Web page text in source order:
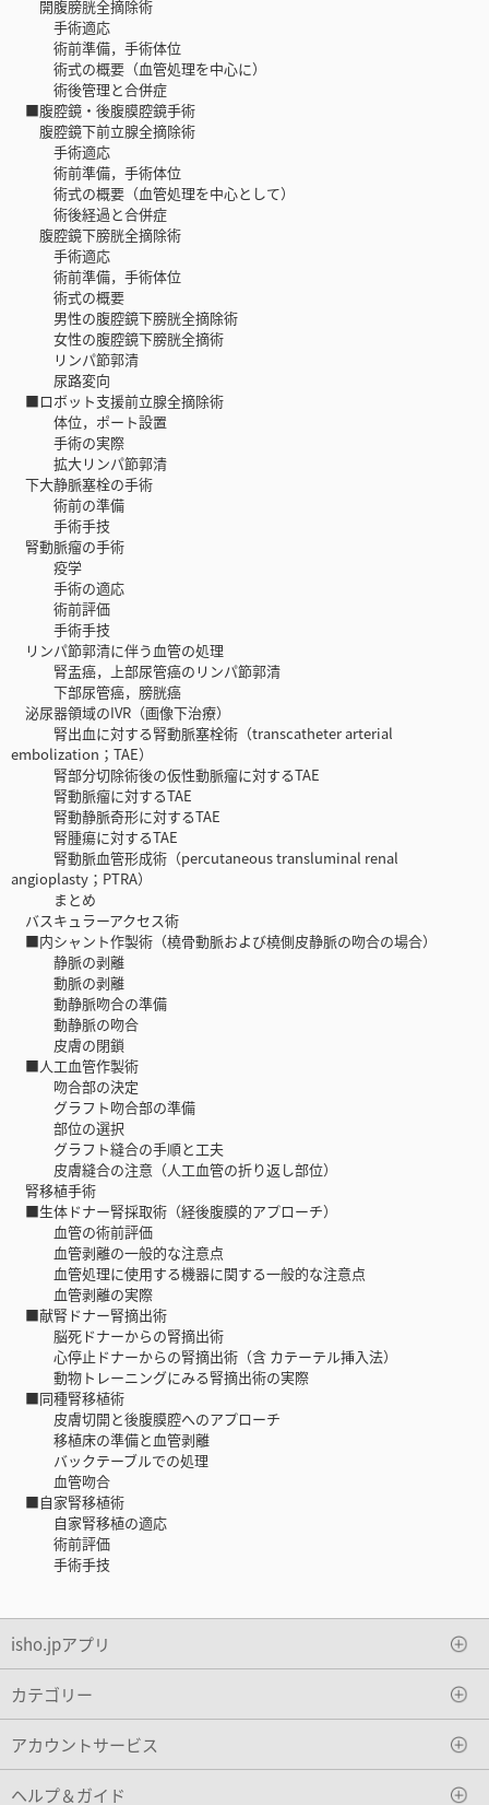
開腹膀胱全摘除術
手術適応
術前準備，手術体位
術式の概要（血管処理を中心に）
術後管理と合併症
■腹腔鏡・後腹膜腔鏡手術
腹腔鏡下前立腺全摘除術
手術適応
術前準備，手術体位
術式の概要（血管処理を中心として）
術後経過と合併症
腹腔鏡下膀胱全摘除術
手術適応
術前準備，手術体位
術式の概要
男性の腹腔鏡下膀胱全摘除術
女性の腹腔鏡下膀胱全摘術
リンパ節郭清
尿路変向
■ロボット支援前立腺全摘除術
体位，ポート設置
手術の実際
拡大リンパ節郭清
下大静脈塞栓の手術
術前の準備
手術手技
腎動脈瘤の手術
疫学
手術の適応
術前評価
手術手技
リンパ節郭清に伴う血管の処理
腎盂癌，上部尿管癌のリンパ節郭清
下部尿管癌，膀胱癌
泌尿器領域のIVR（画像下治療）
腎出血に対する腎動脈塞栓術（transcatheter arterial
embolization；TAE）
腎部分切除術後の仮性動脈瘤に対するTAE
腎動脈瘤に対するTAE
腎動静脈奇形に対するTAE
腎腫瘍に対するTAE
腎動脈血管形成術（percutaneous transluminal renal
angioplasty；PTRA）
まとめ
バスキュラーアクセス術
■内シャント作製術（橈骨動脈および橈側皮静脈の吻合の場合）
静脈の剥離
動脈の剥離
動静脈吻合の準備
動静脈の吻合
皮膚の閉鎖
■人工血管作製術
吻合部の決定
グラフト吻合部の準備
部位の選択
グラフト縫合の手順と工夫
皮膚縫合の注意（人工血管の折り返し部位）
腎移植手術
■生体ドナー腎採取術（経後腹膜的アプローチ）
血管の術前評価
血管剥離の一般的な注意点
血管処理に使用する機器に関する一般的な注意点
血管剥離の実際
■献腎ドナー腎摘出術
脳死ドナーからの腎摘出術
心停止ドナーからの腎摘出術（含 カテーテル挿入法）
動物トレーニングにみる腎摘出術の実際
■同種腎移植術
皮膚切開と後腹膜腔へのアプローチ
移植床の準備と血管剥離
バックテーブルでの処理
血管吻合
■自家腎移植術
自家腎移植の適応
術前評価
手術手技
isho.jpアプリ
カテゴリー
アカウントサービス
ヘルプ＆ガイド